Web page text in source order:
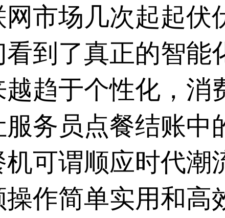
市场几次起起伏
到了真正的智能
趋于个性化，消
务员点餐结账中
机可谓顺应时代潮
作简单实用和高